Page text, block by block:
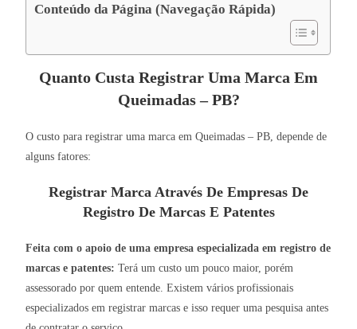
Conteúdo da Página (Navegação Rápida)
Quanto Custa Registrar Uma Marca Em
Queimadas – PB?
O custo para registrar uma marca em Queimadas – PB, depende de
alguns fatores:
Registrar Marca Através De Empresas De
Registro De Marcas E Patentes
Feita com o apoio de uma empresa especializada em registro de
marcas e patentes: Terá um custo um pouco maior, porém
assessorado por quem entende. Existem vários profissionais
especializados em registrar marcas e isso requer uma pesquisa antes